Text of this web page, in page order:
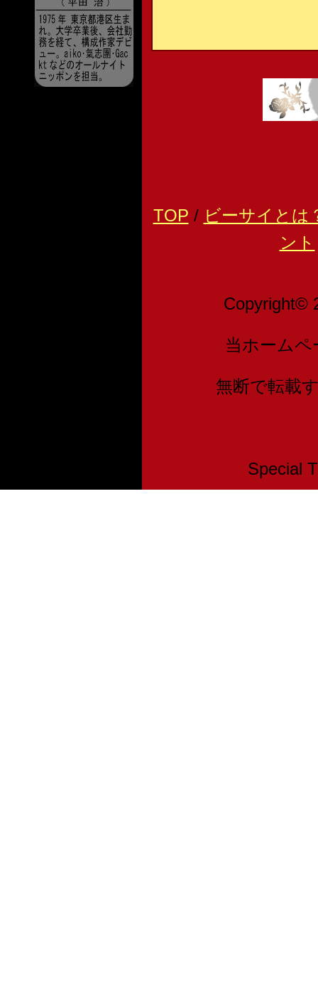
TOP / ビーサイとは
ント
Copyright©
当ホーム
無断で転載
Special